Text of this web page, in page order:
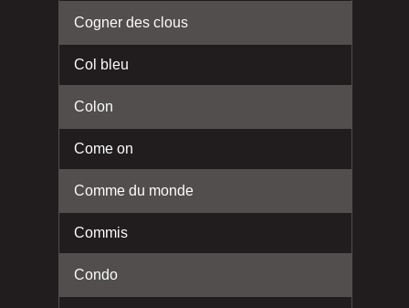
Cogner des clous
Col bleu
Colon
Come on
Comme du monde
Commis
Condo